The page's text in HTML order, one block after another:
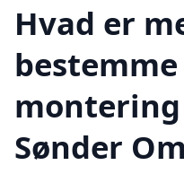
Hvad er
Sønder